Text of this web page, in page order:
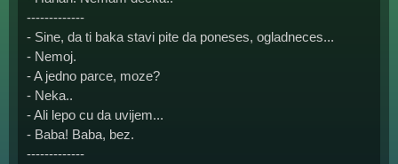
-------------
- Sine, da ti baka stavi pite da poneses, ogladneces...
- Nemoj.
- A jedno parce, moze?
- Neka..
- Ali lepo cu da uvijem...
- Baba! Baba, bez.
-------------